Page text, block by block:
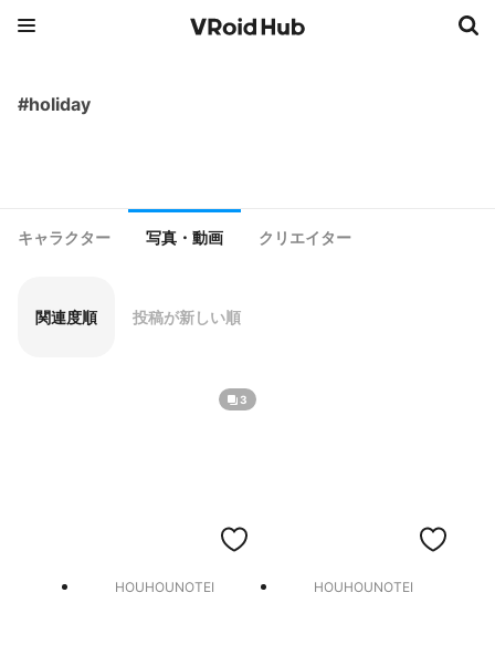
#holiday
キャラクター 写真・動画 クリエイター
関連度順 投稿が新しい順
3
HOUHOUNOTEI HOUHOUNOTEI